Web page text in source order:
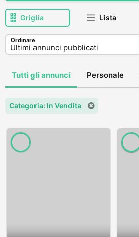
Griglia Lista
Ordinare
Tutti gli annunci Personale
Categoria: In Vendita